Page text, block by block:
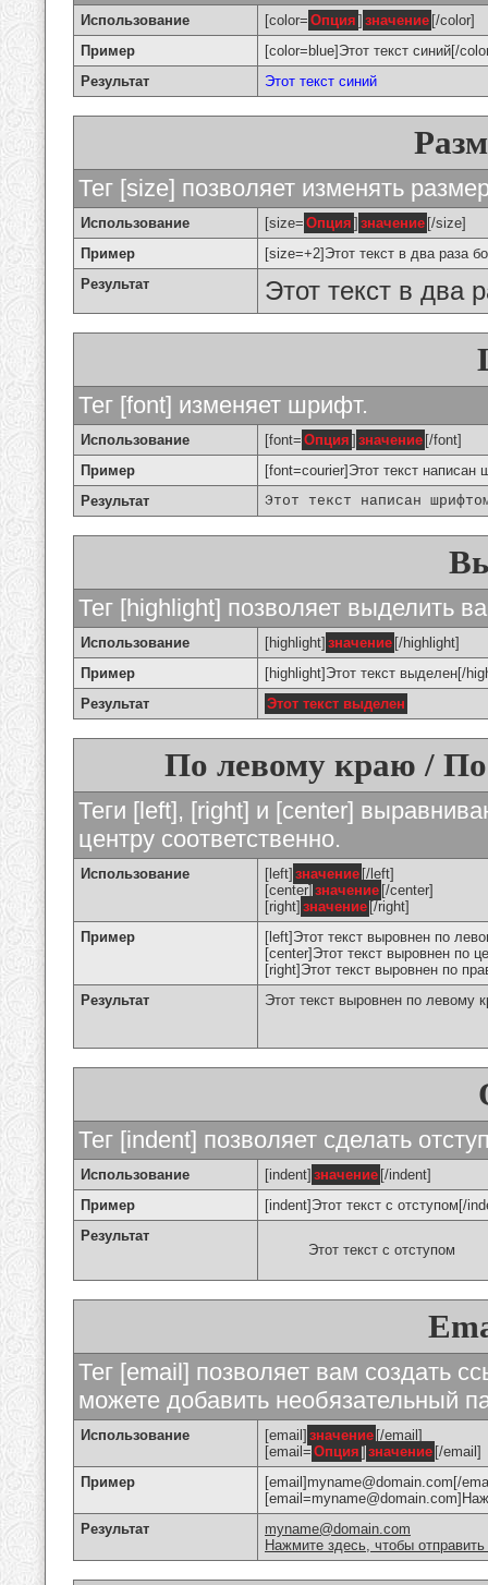
Использование [color= Опция ] значение [/color]
Пример
[color=blue]Этот текст синий[/
Результат
Этот текст синий
Тег [size] позволяет изменять
Использование [size= Опция ] значение [/size]
Пример
[size=+2]Этот текст в два раза
Результат
Этот текст в два
Тег [font] изменяет шрифт.
Использование [font= Опция ] значение [/font]
Пример
[font=courier]Этот текст
Результат
Этот текст написан
Тег [highlight] позволяет выделить
Использование [highlight] значение [/highlight]
Пример
[highlight]Этот текст выделен[/
Результат
Этот текст выделен
По левому краю /
Теги [left], [right] и [center]
центру соответственно.
Использование [left] значение [/left]
[center] значение [/center]
[right] значение [/right]
Пример
[left]Этот текст выровнен по
[center]Этот текст выровнен по
[right]Этот текст выровнен по
Результат
Этот текст выровнен по левому
Тег [indent] позволяет сделать
Использование [indent] значение [/indent]
Пример
[indent]Этот текст с отступом[/
Результат
Этот текст с отступом
Тег [email] позволяет вам создать
можете добавить необязательный
Использование [email] значение [/email]
[email= Опция ] значение [/email]
Пример
[email]myname@domain.com[/
Результат
myname@domain.com
Нажмите здесь, чтобы